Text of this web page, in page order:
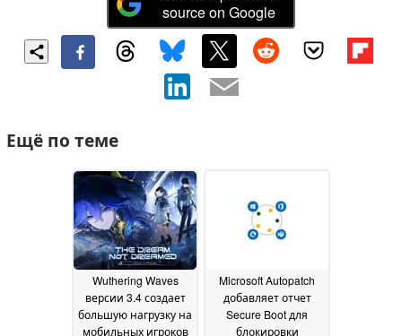
source on Google
Ещё по теме
Wuthering Waves
версии 3.4 создает
большую нагрузку на
мобильных игроков
Microsoft Autopatch
добавляет отчет
Secure Boot для
блокировки